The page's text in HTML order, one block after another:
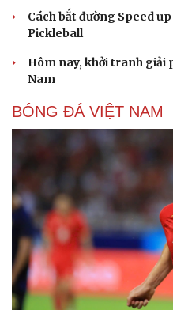
Cách bắt đường Speed
Pickleball
Hôm nay, khởi tranh giải
Nam
BÓNG ĐÁ VIỆT NAM